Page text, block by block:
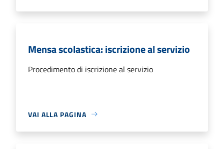
Mensa scolastica: iscrizione al servizio
Procedimento di iscrizione al servizio
VAI ALLA PAGINA